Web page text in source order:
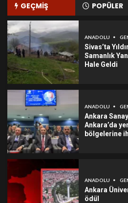
GEÇMİŞ POPÜLER
ANADOLU
Sivas’ta
Samanlık
Hale Geldi
ANADOLU
Ankara
Ankara’da
bölgelerine
ANADOLU
Ankara
ödül